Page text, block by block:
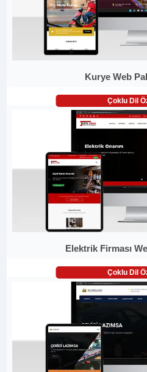
Kurye Web
Çoklu Dil
Elektrik Firması
Çoklu Dil